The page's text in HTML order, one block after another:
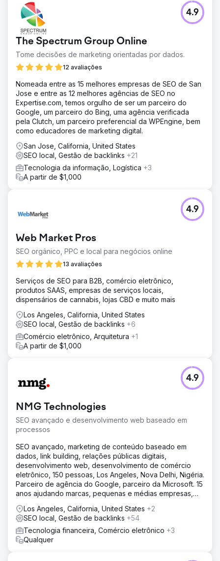
Desafio
A Colonial Agency precisava expandir sua visibilidade
nacional e gerar leads qualificados em diversos
mercados dos EUA. O site não possuía cobertura de
palavras-chave em nível nacional, uma arquitetura de
páginas de serviços escalável e visibilidade de busca
além dos principais mercados locais, o que limitava o
crescimento em buscas por recrutamento doméstico com
alta intenção de compra.
Solução
A Los Angeles SEO Inc. executou uma estratégia nacional
de SEO e otimização de websites, guiada por dados da
Semrush: Reestruturou o conteúdo de serviços e
localização para atender à demanda de buscas em nível
nacional; Otimizou o SEO on-page para palavras-chave
de recrutamento no mercado nacional com intenção de
alcance nacional; Melhorou o desempenho, a usabilidade
e os caminhos de conversão do website para geração
de leads; Utilizou a pesquisa de palavras-chave,
Semrush para identificar oportunidades de ranqueamento
Após a implementação, a Colonial Agency alcançou um
crescimento mensurável em todo o país: aumento da
visibilidade orgânica em diversos mercados dos EUA;
classificação na primeira página para palavras-chave de
alta intenção relacionadas a recrutamento de pessoal
doméstico e serviços para o lar; crescimento de leads
qualificados provenientes de usuários de busca em todo
o país; presença de marca mais forte na busca orgânica,
um canal de aquisição confiável em todo o país para a
Colonial Agency.
Ir para a página da agência
The Spectrum Group Online
Tome decisões de marketing orientadas por dados.
12 avaliações
4.9
Nomeada entre as 15 melhores empresas de SEO de San
Jose e entre as 12 melhores agências de SEO no
Expertise.com, temos orgulho de ser um parceiro do
Google, um parceiro do Bing, uma agência verificada
pela Clutch, um parceiro preferencial da WPEngine, bem
como educadores de marketing digital.
San Jose, California, United States
SEO local, Gestão de backlinks +21
Tecnologia da informação, Logística +3
A partir de $1,000
Web Market Pros
SEO orgânico, PPC e local para negócios online
13 avaliações
4.9
Serviços de SEO para B2B, comércio eletrônico,
produtos SAAS, empresas de serviços locais,
dispensários de cannabis, lojas CBD e muito mais
Los Angeles, California, United States
SEO local, Gestão de backlinks +6
Comércio eletrônico, Arquitetura +1
A partir de $1,000
NMG Technologies
SEO avançado e desenvolvimento web baseado em
processos
4.9
SEO avançado, marketing de conteúdo baseado em
dados, link building, relações públicas digitais,
desenvolvimento web, desenvolvimento de comércio
eletrônico, 150 pessoas, Los Angeles, Nova Delhi, Nigéria.
Parceiro de agência do Google, parceiro da Microsoft. 15
anos ajudando marcas, pequenas e médias empresas,
Los Angeles, California, United States +2
SEO local, Gestão de backlinks +54
Tecnologia financeira, Comércio eletrônico +3
Qualquer